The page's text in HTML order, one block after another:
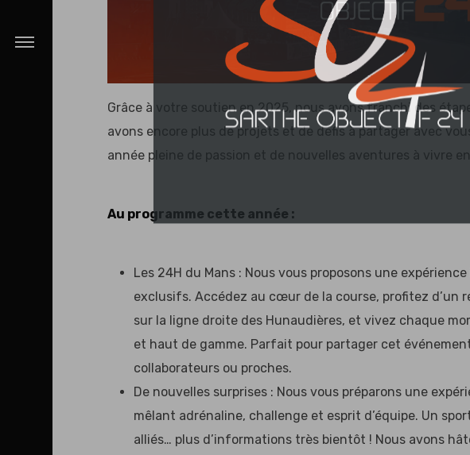
Grâce à votre soutien en 2025, nous avons franchi des
avons encore plus de projets et de défis à partager avec
année pleine de passion et de nouvelles aventures à vivre
Au programme cette année :
Les 24H du Mans : Nous vous proposons une
exclusifs. Accédez au cœur de la course, profitez d’un
sur la ligne droite des Hunaudières, et vivez chaque
et haut de gamme. Parfait pour partager cet
collaborateurs ou proches.
De nouvelles surprises : Nous vous préparons une
mêlant adrénaline, challenge et esprit d’équipe. Un
alliés… plus d’informations très bientôt ! Nous avons